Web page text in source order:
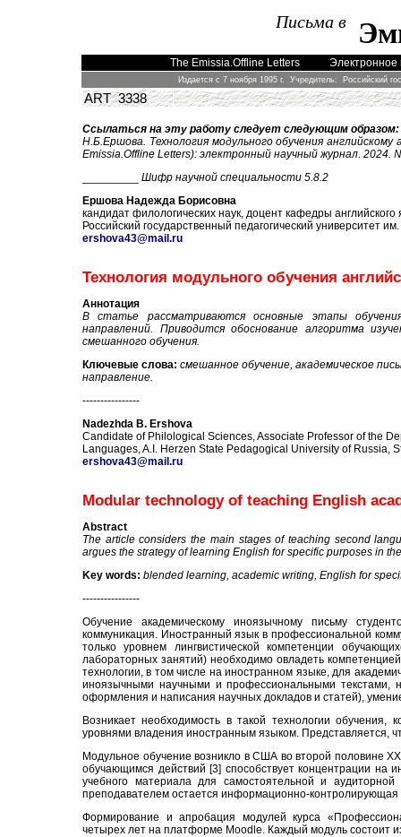
Письма в
The Emissia.Offline Letters Электронное
Издается с 7 ноября 1995 г. Учредитель: Российский
ART 3338
Ссылаться на эту работу следует следующим образом:
Н.Б.Ершова. Технология модульного обучения
Emissia.Offline Letters): электронный научный журнал. 2024.
Шифр научной специальности 5.8.2
Ершова Надежда Борисовна
кандидат филологических наук, доцент кафедры
Российский государственный педагогический университет
ershova43@mail.ru
Технология модульного обучения
Аннотация
В статье рассматриваются основные этапы обучения
направлений. Приводится обоснование алгоритма
смешанного обучения.
Ключевые слова: смешанное обучение, академическое
направление.
----------------
Nadezhda B. Ershova
Candidate of Philological Sciences, Associate Professor of the
Languages, A.I. Herzen State Pedagogical University of Russia,
ershova43@mail.ru
Modular technology of teaching English
Abstract
The article considers the main stages of teaching second
argues the strategy of learning English for specific purposes in
Key words: blended learning, academic writing, English for
----------------
Обучение академическому иноязычному письму
коммуникация. Иностранный язык в профессиональной
только уровнем лингвистической компетенции
лабораторных занятий) необходимо овладеть
технологии, в том числе на иностранном языке, для
иноязычными научными и профессиональными текстами,
оформления и написания научных докладов и статей),
Возникает необходимость в такой технологии
уровнями владения иностранным языком. Представляется,
Модульное обучение возникло в США во второй половине
обучающимся действий [3] способствует концентрации на
учебного материала для самостоятельной и
преподавателем остается информационно-контролирующая
Формирование и апробация модулей курса
четырех лет на платформе Moodle. Каждый модуль состоит